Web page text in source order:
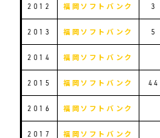
2012 福岡ソフトバンク 3
2013 福岡ソフトバンク 5
2014 福岡ソフトバンク
2015 福岡ソフトバンク 44
2016 福岡ソフトバンク
2017 福岡ソフトバンク